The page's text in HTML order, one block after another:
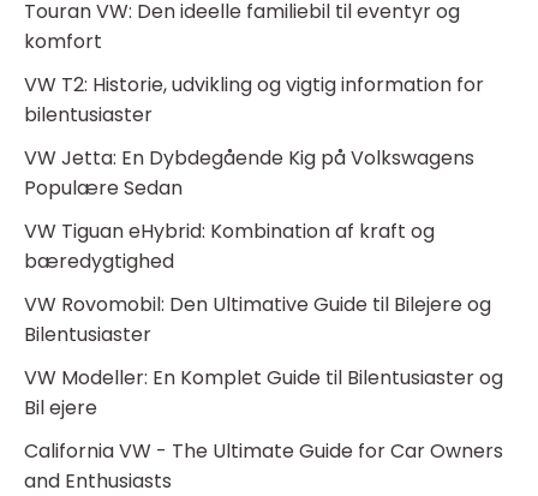
Touran VW: Den ideelle familiebil til eventyr og
komfort
VW T2: Historie, udvikling og vigtig information for
bilentusiaster
VW Jetta: En Dybdegående Kig på Volkswagens
Populære Sedan
VW Tiguan eHybrid: Kombination af kraft og
bæredygtighed
VW Rovomobil: Den Ultimative Guide til Bilejere og
Bilentusiaster
VW Modeller: En Komplet Guide til Bilentusiaster og
Bil ejere
California VW - The Ultimate Guide for Car Owners
and Enthusiasts